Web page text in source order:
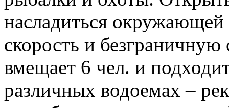
насладиться окружающей
скорость и
вмещает 6 чел. и
различных водоемах –